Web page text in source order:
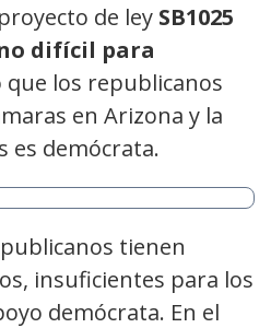
de ley SB1025
difícil para
que los republicanos
en Arizona y la
es demócrata.
tienen
insuficientes para los
demócrata. En el